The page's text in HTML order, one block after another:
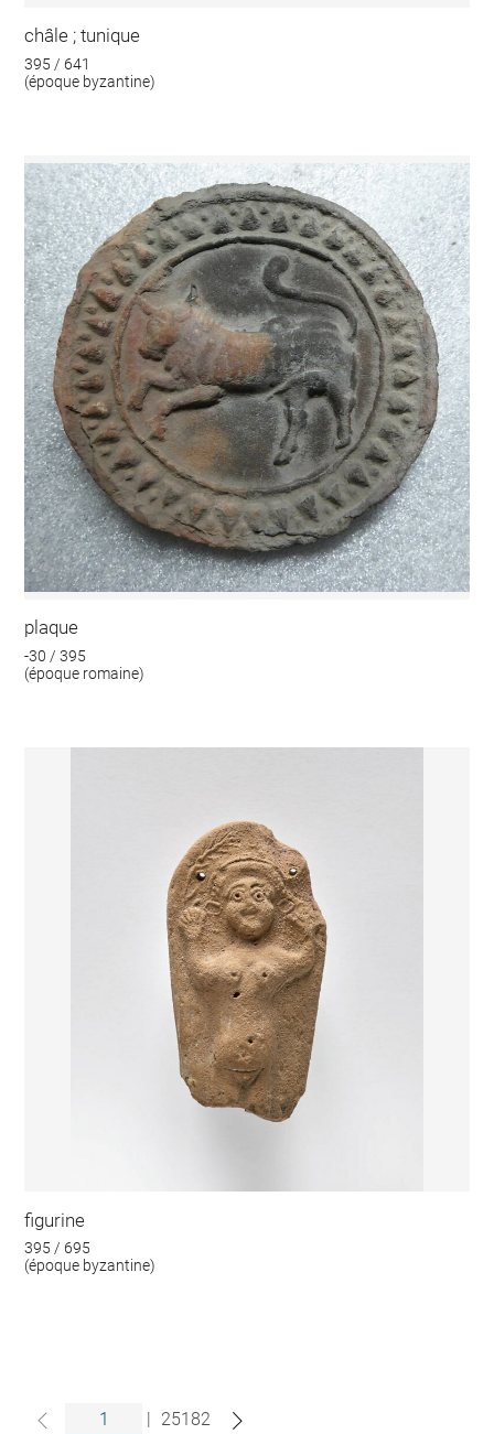
châle ; tunique
395 / 641
(époque byzantine)
plaque
-30 / 395
(époque romaine)
figurine
395 / 695
(époque byzantine)
| 25182